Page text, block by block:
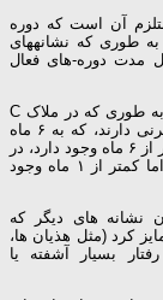
آن است که دوره
طوری که نشانه­های
مدت دوره-های فعال
. به طوری که در ملاک C
مشخص شده، این اختلالات مدت کوتاه­ تری از اسکیزوفرنی دارند، که به ۶ ماه
نشانه­ ها نیاز دارد. در اختلال اسکیزوفرنیفرم، اختلال کمتر از ۶ ماه وجود دارد، در
اختلال روان­پریشی کوتاه مدت، نشانه­ ها حداقل ۱ روز، اما کمتر از ۱ ماه وجود
نشانه­ های دیگر که
کرد (مثل هذیان­ ها،
بسیار آشفته یا